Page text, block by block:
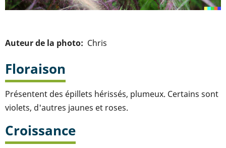
Auteur de la photo Chris
Floraison
Présentent des épillets hérissés, plumeux. Certains sont
violets, d'autres jaunes et roses.
Croissance